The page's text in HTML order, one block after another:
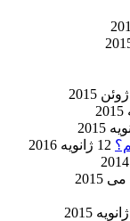
12 ژانویه 2016